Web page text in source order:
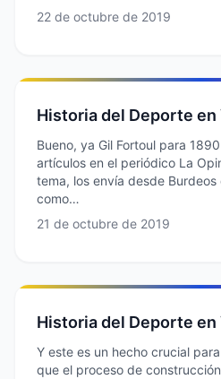
22 de octubre de 2019
Historia del Deporte en
Bueno, ya Gil Fortoul para
artículos en el periódico La
tema, los envía desde
como…
21 de octubre de 2019
Historia del Deporte en
Y este es un hecho crucial
que el proceso de